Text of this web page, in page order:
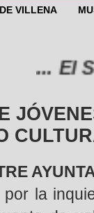
VILLENA
... El
la